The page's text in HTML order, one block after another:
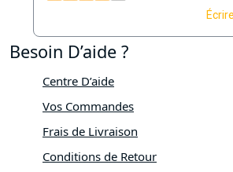
Besoin D’aide ?
Centre D’aide
Vos Commandes
Frais de Livraison
Conditions de Retour